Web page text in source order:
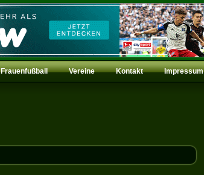
Frauenfußball Vereine Kontakt Impressum